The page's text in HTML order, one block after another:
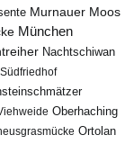
Murnauer Moos
München
Nachtschiwan
Oberhaching
Ortolan